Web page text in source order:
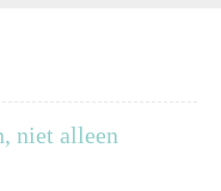
niet alleen